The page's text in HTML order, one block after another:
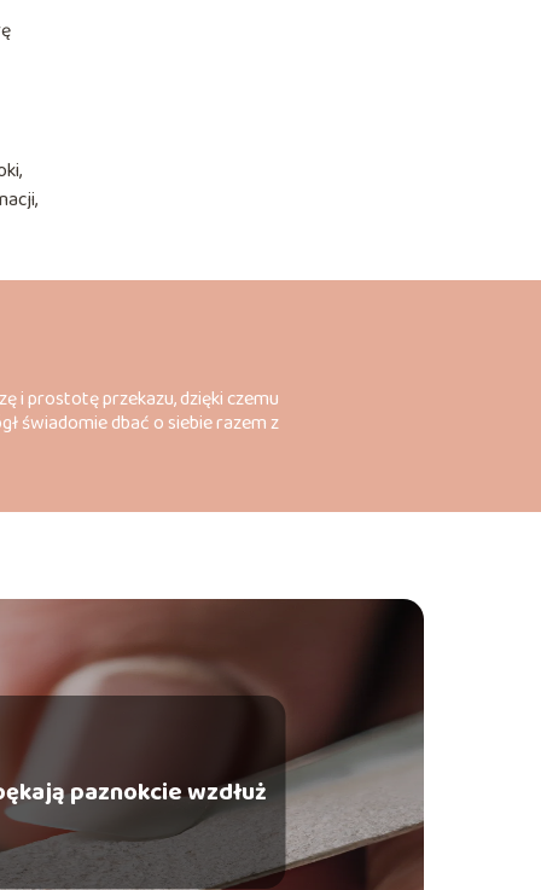
i prostotę przekazu, dzięki czemu
świadomie dbać o siebie razem z
paznokcie wzdłuż